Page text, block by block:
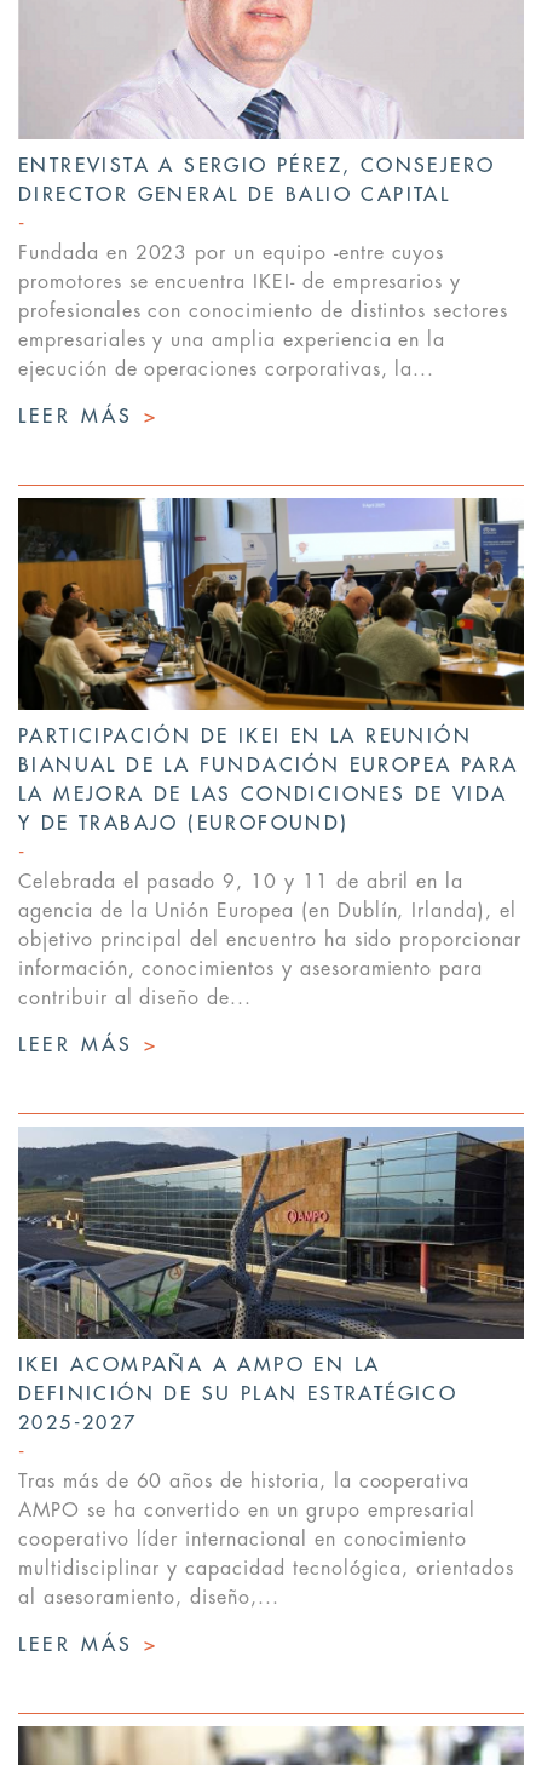
ENTREVISTA A SERGIO PÉREZ, CONSEJERO
DIRECTOR GENERAL DE BALIO CAPITAL
Fundada en 2023 por un equipo -entre cuyos
promotores se encuentra IKEI- de empresarios y
profesionales con conocimiento de distintos sectores
empresariales y una amplia experiencia en la
ejecución de operaciones corporativas, la...
LEER MÁS >
PARTICIPACIÓN DE IKEI EN LA REUNIÓN
BIANUAL DE LA FUNDACIÓN EUROPEA PARA
LA MEJORA DE LAS CONDICIONES DE VIDA
Y DE TRABAJO (EUROFOUND)
Celebrada el pasado 9, 10 y 11 de abril en la
agencia de la Unión Europea (en Dublín, Irlanda), el
objetivo principal del encuentro ha sido proporcionar
información, conocimientos y asesoramiento para
contribuir al diseño de...
LEER MÁS >
IKEI ACOMPAÑA A AMPO EN LA
DEFINICIÓN DE SU PLAN ESTRATÉGICO
2025-2027
Tras más de 60 años de historia, la cooperativa
AMPO se ha convertido en un grupo empresarial
cooperativo líder internacional en conocimiento
multidisciplinar y capacidad tecnológica, orientados
al asesoramiento, diseño,...
LEER MÁS >